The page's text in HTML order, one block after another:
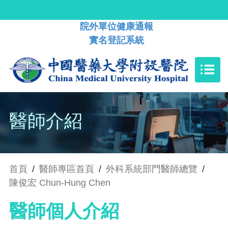
院外單位健康通報
實名登記系統
醫師介紹
首頁 / 醫師專區首頁 / 外科系統部門醫師總覽 /
陳俊宏 Chun-Hung Chen
醫師個人介紹